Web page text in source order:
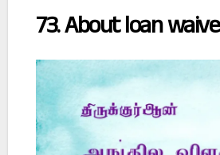
73. About loan